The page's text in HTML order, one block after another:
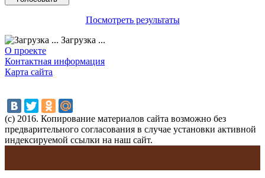
Посмотреть результаты
Загрузка ...
О проекте
Контактная информация
Карта сайта
(с) 2016. Копирование материалов сайта возможно без
предварительного согласования в случае установки активной
индексируемой ссылки на наш сайт.